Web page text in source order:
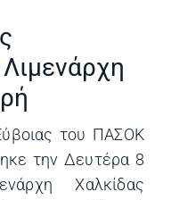
του ΠΑΣΟΚ
την Δευτέρα 8
Χαλκίδας